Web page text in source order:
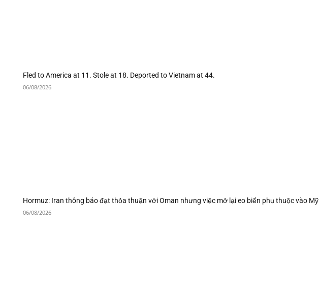
Fled to America at 11. Stole at 18. Deported to Vietnam at 44.
06/08/2026
Hormuz: Iran thông báo đạt thỏa thuận với Oman nhưng việc mở lại eo biển phụ thuộc vào Mỹ
06/08/2026